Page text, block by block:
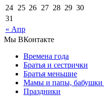
« Апр
24 25 26 27 28 29 30
31
Мы ВКонтакте
Времена года
Братья и сестрички
Братья меньшие
Мамы и папы, бабушки
Праздники